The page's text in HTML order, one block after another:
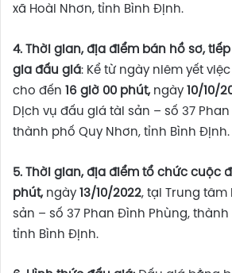
xã Hoài Nhơn, tỉnh Bình Định.
4. Thời gian, địa điểm bán hồ sơ,
gia đấu giá: Kể từ ngày niêm yết
cho đến 16 giờ 00 phút,ngày 10/10/
Dịch vụ đấu giá tài sản – số 37
thành phố Quy Nhơn, tỉnh Bình Định.
5. Thời gian, địa điểm tổ chức cuộc
phút,ngày 13/10/2022, tại Trung tâm
sản – số 37 Phan Đình Phùng, thành
tỉnh Bình Định.